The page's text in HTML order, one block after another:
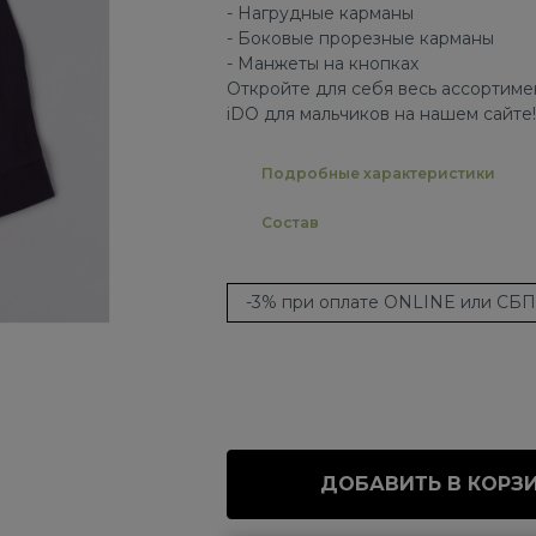
- Нагрудные карманы
- Боковые прорезные карманы
- Манжеты на кнопках
Откройте для себя весь
iDO для мальчиков на нашем сайте!
Подробные характеристики
Состав
-3% при оплате ONLINE или СБП
ДОБАВИТЬ В